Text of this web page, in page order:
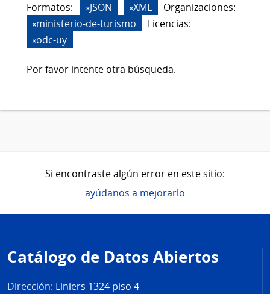
Formatos:
JSON XML
Organizaciones:
ministerio-de-turismo
Licencias:
odc-uy
Por favor intente otra búsqueda.
Si encontraste algún error en este sitio:
ayúdanos a mejorarlo
de
página
Catálogo de Datos Abiertos
Dirección: Liniers 1324 piso 4